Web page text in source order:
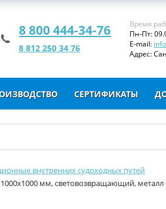
8 800 444-34-76
8 812 250 34 76
Время
Пн-Пт:
E-mail:
Адрес:
СЕРТИФИКАТЫ
внутренних судоходных путей
мм, световозвращающий,